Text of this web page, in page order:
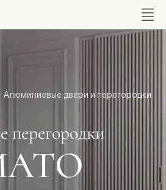
Алюминиевые двери и перегородки